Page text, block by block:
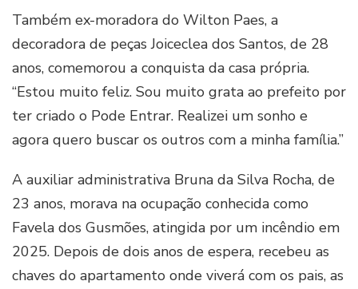
Também ex-moradora do Wilton Paes, a
decoradora de peças Joiceclea dos Santos, de 28
anos, comemorou a conquista da casa própria.
“Estou muito feliz. Sou muito grata ao prefeito por
ter criado o Pode Entrar. Realizei um sonho e
agora quero buscar os outros com a minha família.”
A auxiliar administrativa Bruna da Silva Rocha, de
23 anos, morava na ocupação conhecida como
Favela dos Gusmões, atingida por um incêndio em
2025. Depois de dois anos de espera, recebeu as
chaves do apartamento onde viverá com os pais, as